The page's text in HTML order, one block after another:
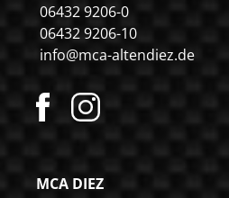
06432 9206-0
06432 9206-10
info@mca-altendiez.de
MCA DIEZ